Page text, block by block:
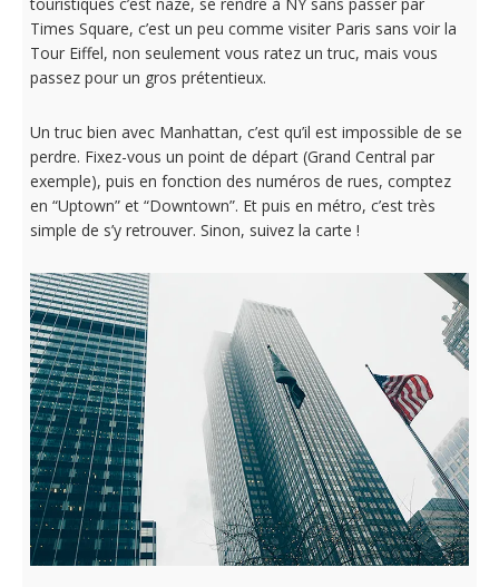
Times Square, c’est un peu comme visiter Paris sans voir la
Tour Eiffel, non seulement vous ratez un truc, mais vous
passez pour un gros prétentieux.
Un truc bien avec Manhattan, c’est qu’il est impossible de se
perdre. Fixez-vous un point de départ (Grand Central par
exemple), puis en fonction des numéros de rues, comptez
en “Uptown” et “Downtown”. Et puis en métro, c’est très
simple de s’y retrouver. Sinon, suivez la carte !